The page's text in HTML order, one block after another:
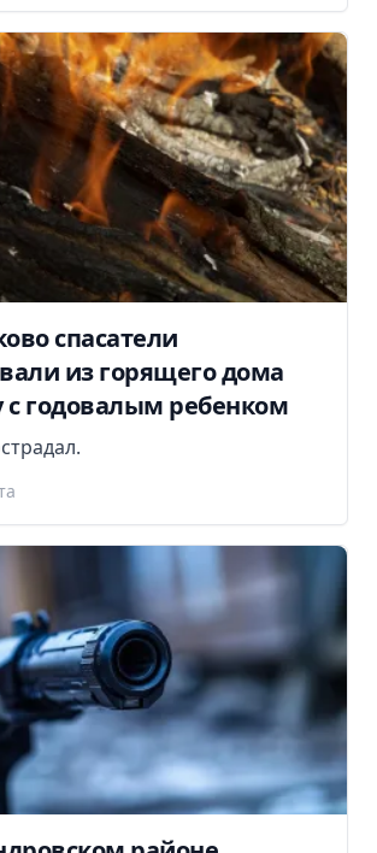
спасатели
из горящего дома
годовалым ребенком